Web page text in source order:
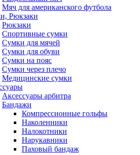
Мяч для американского футбола
Рюкзаки
Рюкзаки
Спортивные сумки
Сумки для мячей
Сумки для обуви
Сумки на пояс
Сумки через плечо
Медицинские сумки
Аксессуары арбитра
Бандажи
Компрессионные гольфы
Наколенники
Налокотники
Нарукавники
Паховый бандаж